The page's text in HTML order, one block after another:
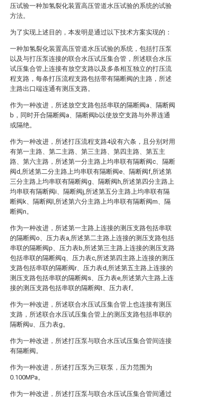
压试验一种加氢裂化装置高压管道水压试验的系统的试验
方法。
为了实现上述目的，本发明是通过以下技术方案实现的：
一种加氢裂化装置高压管道水压试验的系统，包括打压泵
以及与打压泵连接的联合水压试压集合管，所述联合水压
试压集合管上连接有放空支路以及多条相互独立的打压流
程支路，每条打压流程支路包括带有隔断阀的主路，所述
主路出口端连通有测压支路。
作为一种改进，所述放空支路包括串联的隔断阀a、隔断阀
b，同时开合隔断阀a、隔断阀b以使放空支路与外界连通
或隔绝。
作为一种改进，所述打压流程支路4设有六条，且分别对用
有第一主路、第二主路、第三主路、第四主路、第五主
路、第六主路，所述第一分主路上均串联有隔断阀c、隔断
阀d,所述第二分主路上均串联有隔断阀e、隔断阀f,所述第
三分主路上均串联有隔断阀g、隔断阀h,所述第四分主路上
均串联有隔断阀i、隔断阀j,所述第五分主路上均串联有隔
断阀k、隔断阀l,所述第六分主路上均串联有隔断阀m、隔
断阀n。
作为一种改进，所述第一主路上连接的测压支路包括串联
的隔断阀o、压力表a,所述第二主路上连接的测压支路包括
串联的隔断阀p、压力表b,所述第三主路上连接的测压支路
包括串联的隔断阀q、压力表c,所述第四主路上连接的测压
支路包括串联的隔断阀r、压力表d,所述第五主路上连接的
测压支路包括串联的隔断阀s、压力表e,所述第六主路上连
接的测压支路包括串联的隔断阀t、压力表f。
作为一种改进，所述联合水压试压集合管上也连接有测压
支路，所述联合水压试压集合管上的测压支路包括串联的
隔断阀u、压力表g。
作为一种改进，所述打压泵与联合水压试压集合管间连接
有隔断阀。
作为一种改进，所述打压泵为三联泵，压力范围为
0.100MPa。
作为一种改进，所述打压泵与联合水压试压集合管间通过